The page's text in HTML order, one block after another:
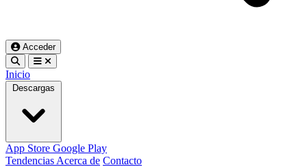
Acceder
Inicio
Descargas
App Store Google Play
Tendencias Acerca de Contacto